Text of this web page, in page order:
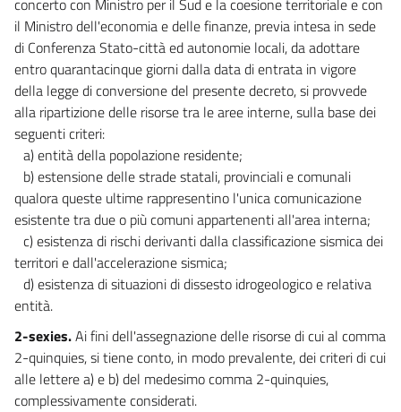
concerto con Ministro per il Sud e la coesione territoriale e con
il Ministro dell'economia e delle finanze, previa intesa in sede
di Conferenza Stato-città ed autonomie locali, da adottare
entro quarantacinque giorni dalla data di entrata in vigore
della legge di conversione del presente decreto, si provvede
alla ripartizione delle risorse tra le aree interne, sulla base dei
seguenti criteri:
a) entità della popolazione residente;
b) estensione delle strade statali, provinciali e comunali
qualora queste ultime rappresentino l'unica comunicazione
esistente tra due o più comuni appartenenti all'area interna;
c) esistenza di rischi derivanti dalla classificazione sismica dei
territori e dall'accelerazione sismica;
d) esistenza di situazioni di dissesto idrogeologico e relativa
entità.
2-sexies.Ai fini dell'assegnazione delle risorse di cui al comma
2-quinquies, si tiene conto, in modo prevalente, dei criteri di cui
alle lettere a) e b) del medesimo comma 2-quinquies,
complessivamente considerati.